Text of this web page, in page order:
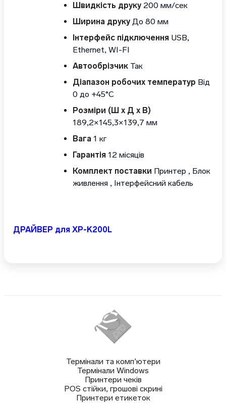
Швидкість друку200 мм/сек
Ширина друкуДо 80 мм
Інтерфейс підключенняUSB,
Ethernet, WI-FI
АвтообрізчикТак
Діапазон робочих температур Від
0 до +45°C
Розміри (Ш х Д х В)
189,2×145,3×139,7 мм
Вага1 кг
Гарантія12 місяців
Комплект поставки Принтер , Блок
живлення , Інтерфейсний кабель
ДРАЙВЕР для XP-K200L
Термінали та комп’ютери
Термінали Windows
Принтери чеків
POS стійки, грошові скрині
Принтери етикеток